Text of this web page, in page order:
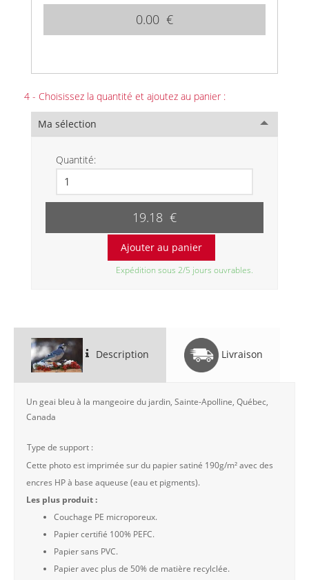
0.00 €
4 - Choisissez la quantité et ajoutez au panier :
Ma sélection
Quantité:
19.18 €
Expédition sous 2/5 jours ouvrables.
Description Livraison
Un geai bleu à la mangeoire du jardin, Sainte-Apolline, Québec,
Canada
Type de support :
Cette photo est imprimée sur du papier satiné 190g/m² avec des
encres HP à base aqueuse (eau et pigments).
Les plus produit :
Couchage PE microporeux.
Papier certifié 100% PEFC.
Papier sans PVC.
Papier avec plus de 50% de matière recylclée.